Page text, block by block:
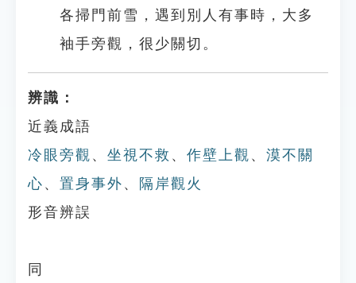
各掃門前雪，遇到別人有事時，大多
袖手旁觀，很少關切。
辨識：
近義成語
冷眼旁觀 、 坐視不救 、 作壁上觀 、 漠不關
心 、 置身事外 、
隔岸觀火
形音辨誤
同